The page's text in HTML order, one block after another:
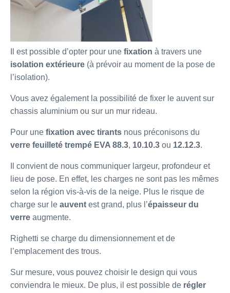
Il est possible d’opter pour une fixation à travers une
isolation extérieure (à prévoir au moment de la pose de
l’isolation).
Vous avez également la possibilité de fixer le auvent sur
chassis aluminium ou sur un mur rideau.
Pour une fixation avec tirants nous préconisons du
verre feuilleté trempé EVA 88.3, 10.10.3 ou 12.12.3.
Il convient de nous communiquer largeur, profondeur et
lieu de pose. En effet, les charges ne sont pas les mêmes
selon la région vis-à-vis de la neige. Plus le risque de
charge sur le auvent est grand, plus l’épaisseur du
verre augmente.
Righetti se charge du dimensionnement et de
l’emplacement des trous.
Sur mesure, vous pouvez choisir le design qui vous
conviendra le mieux. De plus, il est possible de régler